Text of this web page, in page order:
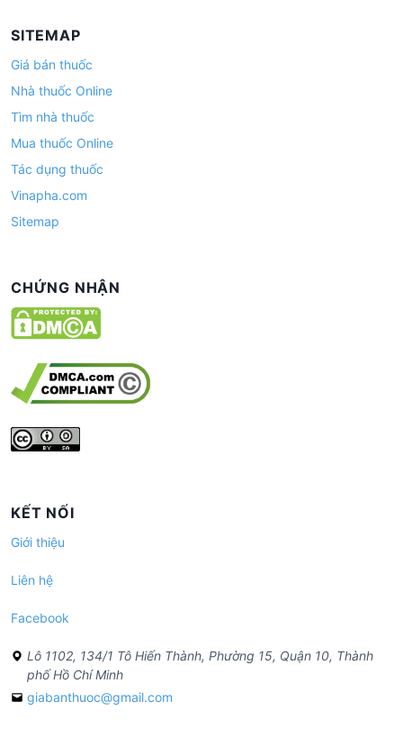
SITEMAP
Giá bán thuốc
Nhà thuốc Online
Tìm nhà thuốc
Mua thuốc Online
Tác dụng thuốc
Vinapha.com
Sitemap
CHỨNG NHẬN
KẾT NỐI
Giới thiệu
Liên hệ
Facebook
Lô 1102, 134/1 Tô Hiến Thành, Phường 15, Quận 10, Thành
phố Hồ Chí Minh
giabanthuoc@gmail.com